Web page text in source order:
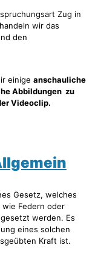
Zug in
wir das
den
einige anschauliche
Abbildungen zu
Videoclip.
Gesetz, welches
Federn oder
werden. Es
eines solchen
Kraft ist.